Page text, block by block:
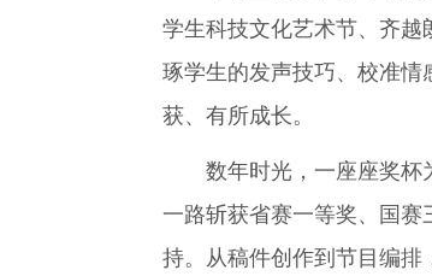
学生科技文化艺术节、齐
琢学生的发声技巧、校准
获、有所成长。
数年时光，一座座奖杯为
一路斩获省赛一等奖、国
持。从稿件创作到节目编